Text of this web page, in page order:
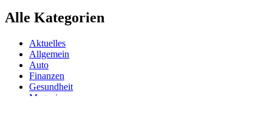
Alle Kategorien
Aktuelles
Allgemein
Auto
Finanzen
Gesundheit
Magazin